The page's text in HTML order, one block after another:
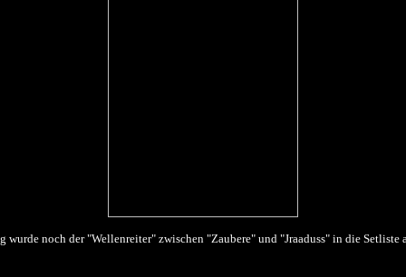
wurde noch der "Wellenreiter" zwischen "Zaubere" und "Jraaduss" in die Setliste